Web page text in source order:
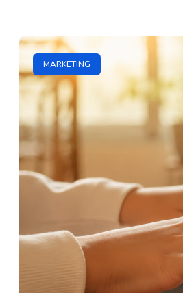
MARKETING